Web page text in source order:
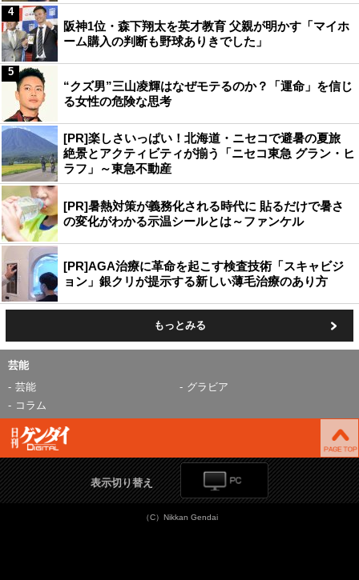
阪神1位・森下翔太を英才教育 父親が明かす「マイホ
ーム購入の判断も野球ありきでした」
4
“クズ男”三山凌輝はなぜモテるのか？「運命」を信じ
る女性の危険な思考
5
[PR]楽しさいっぱい！北海道・ニセコで避暑の夏旅
絶景とアクティビティが揃う「ニセコ東急 グラン・ヒ
ラフ」～東急不動産
[PR]暑熱対策が義務化される時代に 貼るだけで暑さ
の変化がわかる示温シールとは～ファンケル
[PR]AGA治療に革命を起こす検査技術「スキャビジ
ョン」銀クリが提示する新しい薄毛治療のあり方
もっとみる
芸能
芸能
グラビア
コラム
表示切り替え
（C）Nikkan Gendai